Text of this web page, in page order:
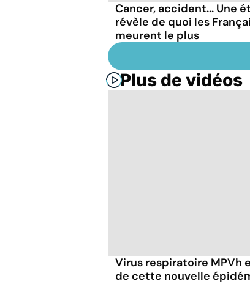
Cancer, accident... Une
révèle de quoi les
meurent le plus
Plus de vidéos
Virus respiratoire MPVh
de cette nouvelle